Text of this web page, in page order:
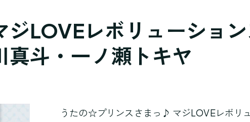
LOVEレボリューション
真斗・一ノ瀬トキヤ
うたの☆プリンスさまっ♪ マジLOVEレボリ